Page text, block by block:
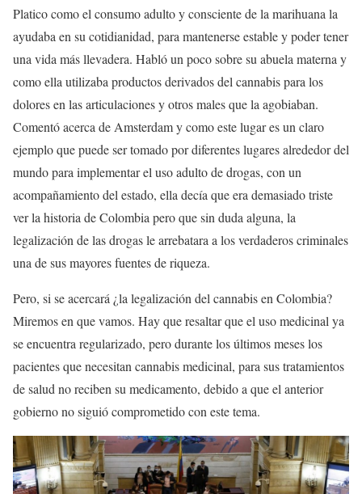
Platico como el consumo adulto y consciente de la marihuana la
ayudaba en su cotidianidad, para mantenerse estable y poder tener
una vida más llevadera. Habló un poco sobre su abuela materna y
como ella utilizaba productos derivados del cannabis para los
dolores en las articulaciones y otros males que la agobiaban.
Comentó acerca de Amsterdam y como este lugar es un claro
ejemplo que puede ser tomado por diferentes lugares alrededor del
mundo para implementar el uso adulto de drogas, con un
acompañamiento del estado, ella decía que era demasiado triste
ver la historia de Colombia pero que sin duda alguna, la
legalización de las drogas le arrebatara a los verdaderos criminales
una de sus mayores fuentes de riqueza.
Pero, si se acercará ¿la legalización del cannabis en Colombia?
Miremos en que vamos. Hay que resaltar que el uso medicinal ya
se encuentra regularizado, pero durante los últimos meses los
pacientes que necesitan cannabis medicinal, para sus tratamientos
de salud no reciben su medicamento, debido a que el anterior
gobierno no siguió comprometido con este tema.